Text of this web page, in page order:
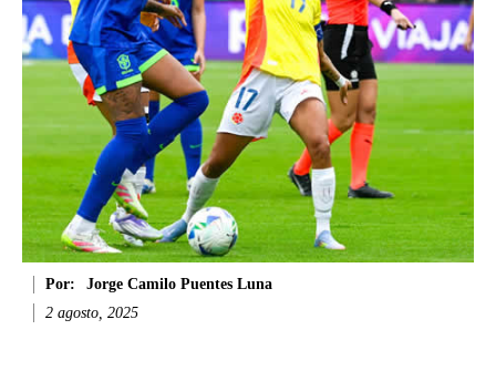
Por:
Jorge Camilo Puentes Luna
2 agosto, 2025